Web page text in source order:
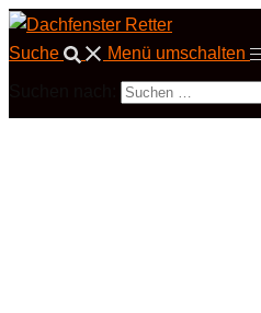
Suche Menü umschalten